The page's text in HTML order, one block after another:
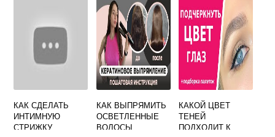
ВОЛОСЫ НА
ПОДМЫШКАХ
КАК СДЕЛАТЬ
ИНТИМНУЮ
СТРИЖКУ
КАК ВЫПРЯМИТЬ
ОСВЕТЛЕННЫЕ
ВОЛОСЫ
КАКОЙ ЦВЕТ
ТЕНЕЙ
ПОДХОДИТ К